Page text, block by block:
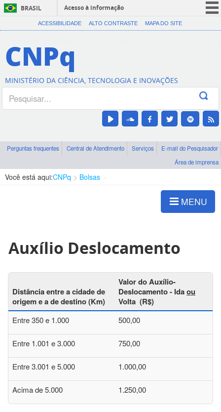
BRASIL
Acesso à informação
CORONAVÍRUS (COVID-19)
Canais
ACESSIBILIDADE ALTO CONTRASTE MAPA DO SITE
CNPq
MINISTÉRIO DA CIÊNCIA, TECNOLOGIA E INOVAÇÕES
Perguntas frequentes Central de Atendimento Serviços
E-mail do Pesquisador
Área de imprensa
Você está aqui:CNPq Bolsas
MENU
Auxílio Deslocamento
Distância entre a cidade de
origem e a de destino (Km)
Valor do Auxílio-
Deslocamento - Idaou
Volta (R$)
Entre 350 e 1.000 500,00
Entre 1.001 e 3.000 750,00
Entre 3.001 e 5.000 1.000,00
Acima de 5.000 1.250,00